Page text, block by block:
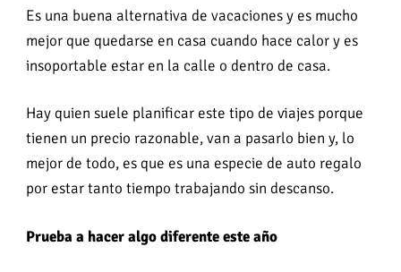
Es una buena alternativa de vacaciones y es mucho
mejor que quedarse en casa cuando hace calor y es
insoportable estar en la calle o dentro de casa.
Hay quien suele planificar este tipo de viajes porque
tienen un precio razonable, van a pasarlo bien y, lo
mejor de todo, es que es una especie de auto regalo
por estar tanto tiempo trabajando sin descanso.
Prueba a hacer algo diferente este año